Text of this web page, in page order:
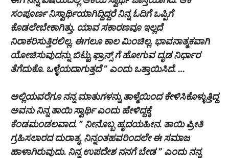
ಸಂಪೂರ್ಣ ನಿಸ್ವಾರ್ಥಿಯಾಗಿದ್ದಿದ್ದರೆ ನಿನ್ನ ಓದಿಗೆ ಒಪ್ಪಿಗೆ
ಕೊಡಲೇಬೇಕಾಗಿತ್ತು. ಯಾವ ಸಕಾರಣವೂ ಇಲ್ಲದೆ
ನಿರಾಕರಿಸುತ್ತಿರಲಿಲ್ಲ. ಈಗಲೂ ಕಾಲ ಮಿಂಚಿಲ್ಲ. ಭಾವನಾತ್ಮಕವಾಗಿ
ಯೋಚಿಸುವುದನ್ನು ಬಿಟ್ಟು ಫ್ರಾನ್ಸ್ ಗೆ ಹೋಗುವ ದೃಡ ನಿರ್ಧಾರ
ತೆಗೆದುಕೊ. ಒಳ್ಳೆಯದಾಗುತ್ತದೆ ” ಎಂದು ಒತ್ತಾಯಿಸಿದೆ. …
ಅಲ್ಲಿಯವರೆಗೂ ನನ್ನ ಮಾತುಗಳನ್ನು ತಾಳ್ಮೆಯಿಂದ ಕೇಳಿಸಿಕೊಳ್ಳುತ್ತಿದ್ದ
ಅವನು ನಿನ್ನ ತಾಯಿ ಸ್ವಾರ್ಥಿ ಎಂದು ಹೇಳಿದ್ದಕ್ಕೆ
ಕೆಂಡಮಂಡಲವಾದ. ” ನೀನೊಬ್ಬ ಹೃದಯಹೀನ. ತಾಯಿ ಪ್ರೀತಿ
ಗ್ರಹಿಸಲಾರದ ದುರಾತ್ಮ. ನಿನ್ನಂತಹವರಿಂದಲೇ ಈ ಸಮಾಜ
ಹಾಳಾಗಿರುವುದು. ನಿನ್ನ ಉಪದೇಶ ನನಗೆ ಬೇಡ ” ಎಂದು ನನ್ನ